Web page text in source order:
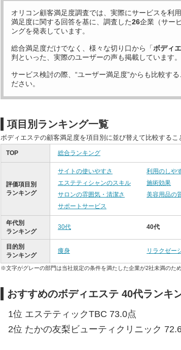
オリコン顧客満足度調査では、実際にサービスを利
満足度に関する回答を基に、調査した26企業（サー
ングを発表しています。
総合満足度だけでなく、様々な切り口から「ボディ
判といった、実際のユーザーの声も掲載しています。
サービス検討の際、“ユーザー満足度”からも比較する
ださい。
項目別ランキング一覧
ボディエステの顧客満足度を項目別に並び替えて比較するこ
TOP 総合ランキング
評価項目別
ランキング
サイトの使いやすさ 利用のしや
エステティシャンのスキル
施術効果
サロンの雰囲気・清潔さ
美容用品の
サポートサービス
年代別
ランキング
30代 40代
目的別
ランキング
痩身 リラクゼー
※文字がグレーの部門は当社規定の条件を満たした企業が2社未満のた
おすすめのボディエステ 40代ランキ
1位 エステティックTBC 73.0点
2位 たかの友梨ビューティクリニック